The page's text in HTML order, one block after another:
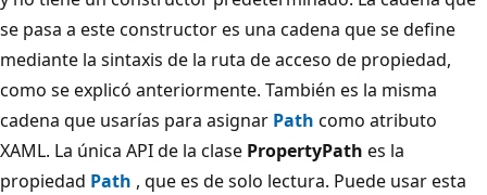
se pasa a este constructor es una cadena que se define
mediante la sintaxis de la ruta de acceso de propiedad,
como se explicó anteriormente. También es la misma
cadena que usarías para asignar Path como atributo
XAML. La única API de la clase PropertyPath es la
propiedad Path , que es de solo lectura. Puede usar esta